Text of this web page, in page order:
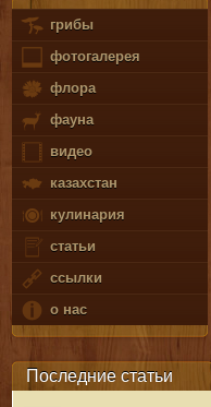
грибы
фотогалерея
флора
фауна
видео
казахстан
кулинария
статьи
ссылки
о нас
Последние статьи